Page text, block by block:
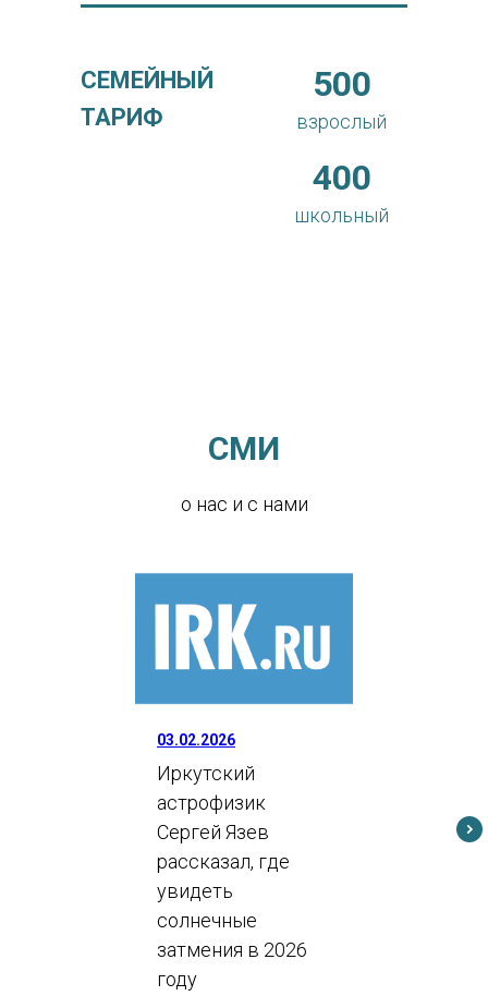
400
школьный
500
взрослый
СЕМЕЙНЫЙ
ТАРИФ
СМИ
о нас и с нами
03.02.2026
Иркутский
астрофизик
Сергей Язев
рассказал, где
увидеть
солнечные
затмения в 2026
году